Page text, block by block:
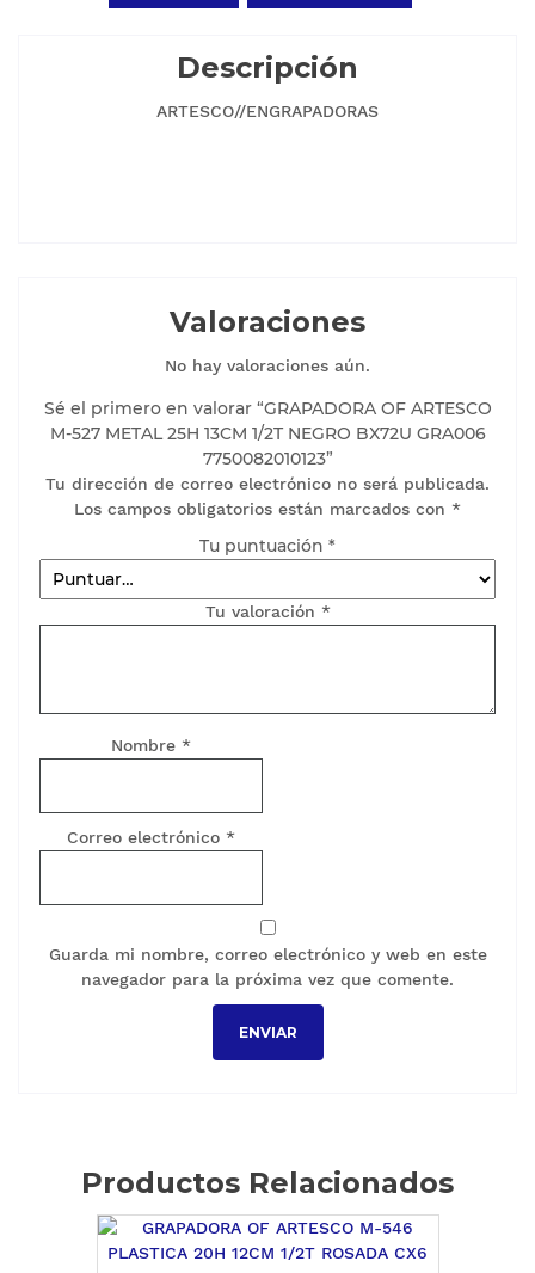
Descripción
ARTESCO//ENGRAPADORAS
Valoraciones
No hay valoraciones aún.
Sé el primero en valorar “GRAPADORA OF ARTESCO
M-527 METAL 25H 13CM 1/2T NEGRO BX72U GRA006
7750082010123”
Tu dirección de correo electrónico no será publicada.
Los campos obligatorios están marcados con *
Tu puntuación *
Tu valoración *
Nombre *
Correo electrónico *
Guarda mi nombre, correo electrónico y web en este
navegador para la próxima vez que comente.
Productos Relacionados